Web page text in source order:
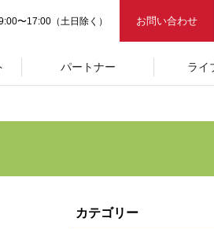
〜17:00（土日除く） お問い合わせ
パートナー ライ
カテゴリー